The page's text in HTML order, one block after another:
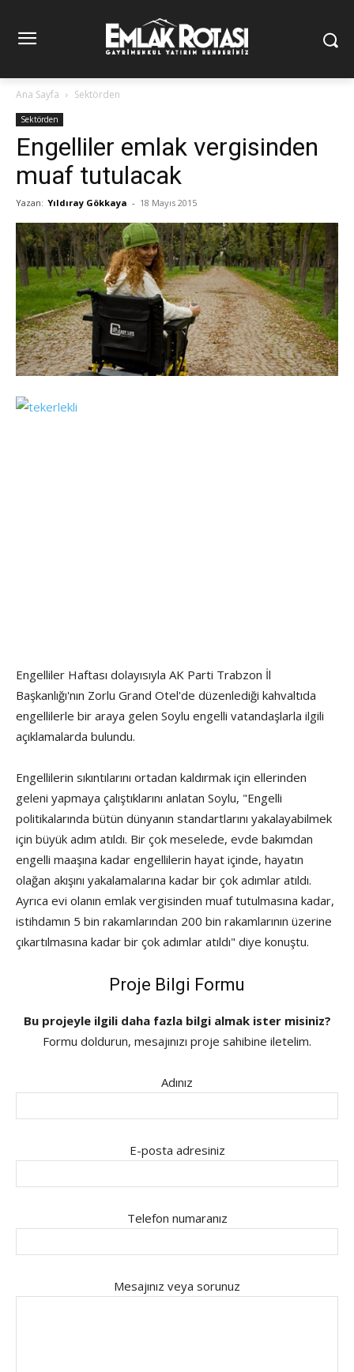
Ana Sayfa Sektörden
Sektörden
Engelliler emlak vergisinden
muaf tutulacak
Yazan: Yıldıray Gökkaya - 18 Mayıs 2015
Engelliler Haftası dolayısıyla AK Parti Trabzon İl
Başkanlığı'nın Zorlu Grand Otel'de düzenlediği kahvaltıda
engellilerle bir araya gelen Soylu engelli vatandaşlarla ilgili
açıklamalarda bulundu.
Engellilerin sıkıntılarını ortadan kaldırmak için ellerinden
geleni yapmaya çalıştıklarını anlatan Soylu, "Engelli
politikalarında bütün dünyanın standartlarını yakalayabilmek
için büyük adım atıldı. Bir çok meselede, evde bakımdan
engelli maaşına kadar engellilerin hayat içinde, hayatın
olağan akışını yakalamalarına kadar bir çok adımlar atıldı.
Ayrıca evi olanın emlak vergisinden muaf tutulmasına kadar,
istihdamın 5 bin rakamlarından 200 bin rakamlarının üzerine
çıkartılmasına kadar bir çok adımlar atıldı" diye konuştu.
Proje Bilgi Formu
Bu projeyle ilgili daha fazla bilgi almak ister misiniz?
Formu doldurun, mesajınızı proje sahibine iletelim.
Adınız
E-posta adresiniz
Telefon numaranız
Mesajınız veya sorunuz